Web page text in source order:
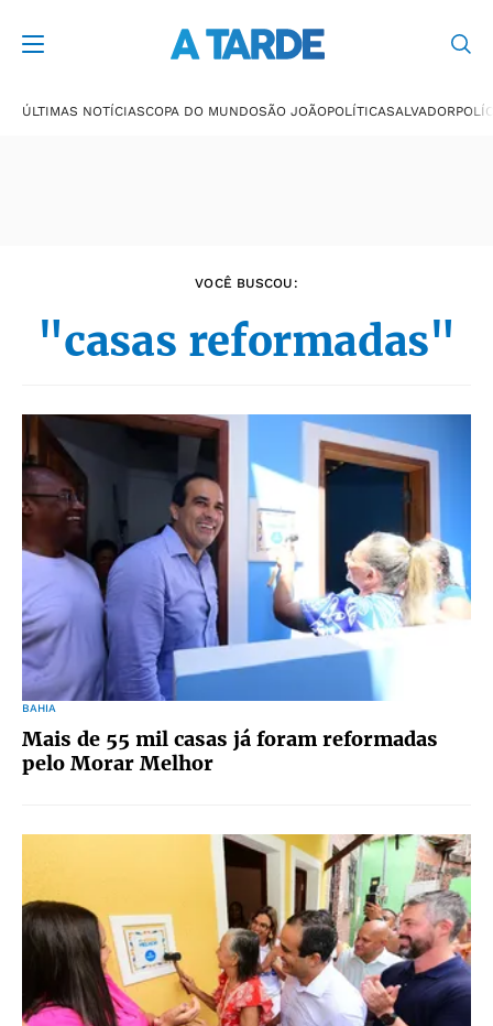
ÚLTIMAS NOTÍCIASCOPA DO MUNDOSÃO JOÃOPOLÍTICASALVADOR
VOCÊ BUSCOU:
"casas reformadas"
BAHIA
Mais de 55 mil casas já foram reformadas
pelo Morar Melhor